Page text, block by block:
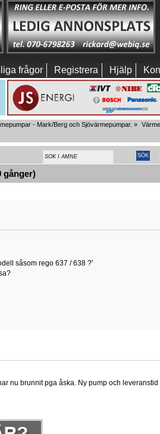
frågor Registrera Hjälp
- Mark/Berg och Sjövärmepumpar. »
gånger)
såsom rego 637 / 638 ?'
nu brunnit pga åska. Ny pump och